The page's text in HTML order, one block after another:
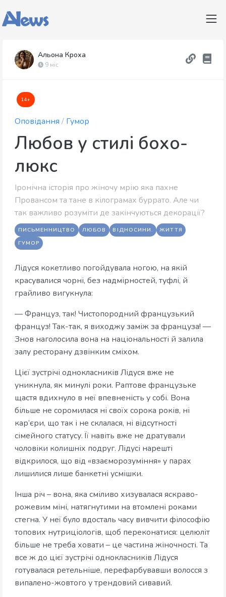
Альона Кроха
9 міс
14+
Оповідання / Гумор
Любов у стилі бохо-
люкс
Іронічна історія про жіночу мрію яка пахне
Провансом та тане в кілограмах буррато. Але чи
так важливо розуміти де закінчуються декорації?
ПИСЬМЕННИЦТВО ЛЮБОВ ВІДНОСИНИ.
ЖИТТЯ
ГУМОР
Лідуся кокетливо погойдувала ногою, на якій
красувалися чорні, без надмірностей, туфлі, й
грайливо вигукнула:
— Француз, так! Чистопородний французький
француз! Так-так, я виходжу заміж за француза! —
Знов наголосила вона на національності й залила
залу ресторану дзвінким сміхом.
Цієї зустрічі однокласників Лідуся вже не
уникнула, як минулі роки. Раптове французьке
щастя вдихнуло в неї впевненість у собі. Вона
більше не соромилася ні своїх сорока років, ні
кар’єри, що так і не склалася, ні відсутності
сімейного статусу. Її навіть вже не дратували
чоловіки колишніх подруг. Лідусі нарешті
відкрилося, що від «взаєморозуміння» у парах
лишилися лише банкетні усмішки.
Інша річ – вона, яка сміливо хизувалася яскраво-
рожевим міні, натягнутими на втомлені роками
стегна. У неї було вдосталь часу вивчити філософію
топових нутриціологів, щоб переконатися: целюліт
більше не треба ховати – це частина жіночності. Та
все ж до цієї зустрічі однокласників Лідуся
готувалася ретельніше, перефарбувавши волосся з
випалено-жовтого у трендовий сивавий.